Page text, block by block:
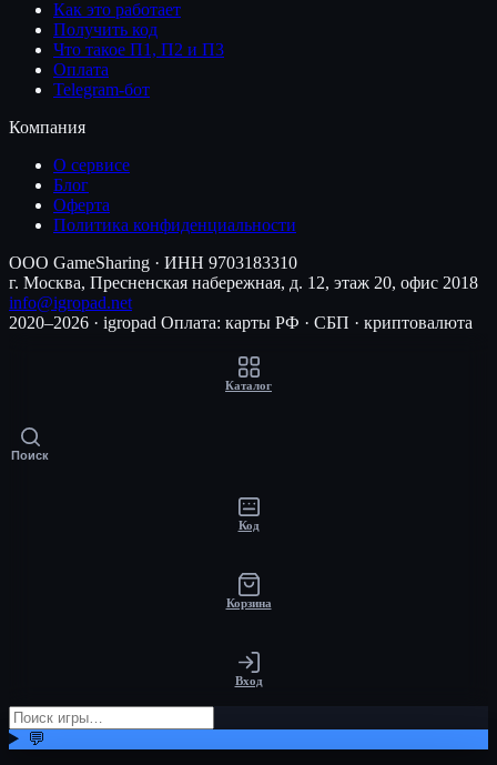
Как это работает
Получить код
Что такое П1, П2 и П3
Оплата
Telegram-бот
Компания
О сервисе
Блог
Оферта
Политика конфиденциальности
ООО GameSharing · ИНН 9703183310
г. Москва, Пресненская набережная, д. 12, этаж 20, офис 2018
info@igropad.net
2020–2026 · igropad Оплата: карты РФ · СБП · криптовалюта
Каталог
Поиск
Код
Корзина
Вход
💬